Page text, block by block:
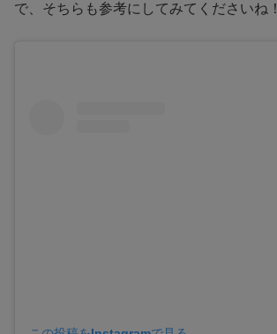
で、そちらも参考にしてみてくださいね！